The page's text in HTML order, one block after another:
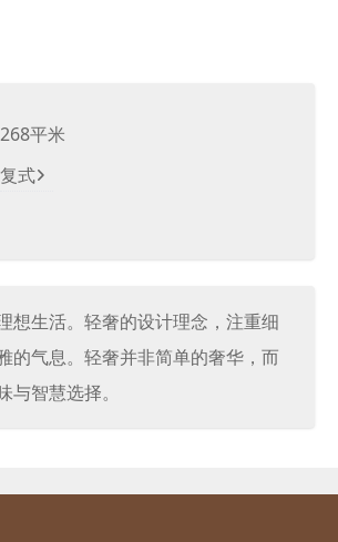
268平米
复式
想生活。轻奢的设计理念，注重细
的气息。轻奢并非简单的奢华，而
智慧选择。